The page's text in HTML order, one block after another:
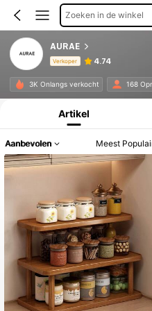
Zoeken in de winkel
AURAE
Verkoper 4.74
3K Onlangs verkocht 168
Productinformatie: Prijsopenbaring,
Artikel
Aanbevolen Meest